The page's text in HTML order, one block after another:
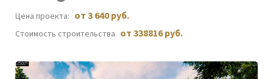
Цена проекта: от 3 640 руб.
Стоимость строительства от 338816 руб.